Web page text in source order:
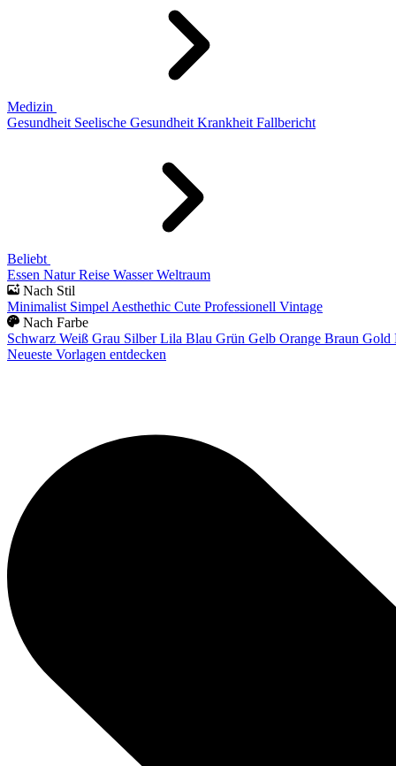
Medizin
Gesundheit Seelische Gesundheit Krankheit Fallbericht
Beliebt
Essen Natur Reise Wasser Weltraum
Nach Stil
Minimalist Simpel Aesthethic Cute Professionell Vintage
Nach Farbe
Schwarz Weiß Grau Silber Lila Blau Grün Gelb Orange Braun Gold
Neueste Vorlagen entdecken